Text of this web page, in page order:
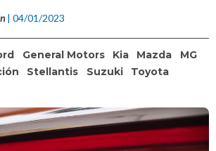
| 04/01/2023
General Motors Kia Mazda
MG
Stellantis Suzuki
Toyota